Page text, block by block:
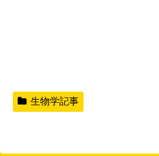
生物学記事